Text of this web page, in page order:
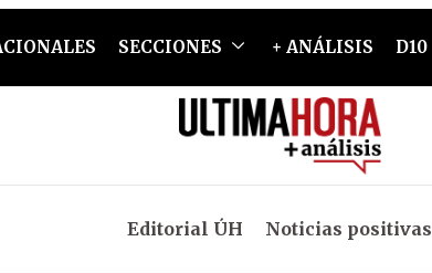
SECCIONES + ANÁLISIS D10
Editorial ÚH Noticias positivas